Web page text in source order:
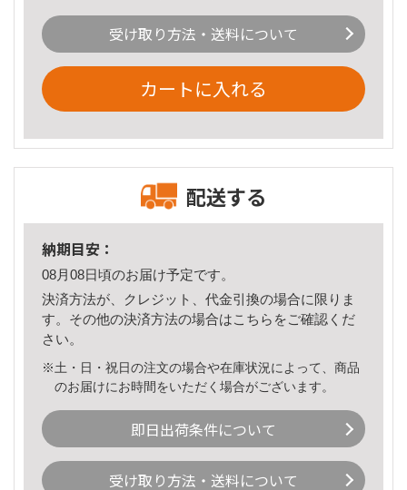
受け取り方法・送料について
カートに入れる
配送する
納期目安：
08月08日頃のお届け予定です。
決済方法が、クレジット、代金引換の場合に限りま
す。その他の決済方法の場合はこちら をご確認くだ
さい。
※土・日・祝日の注文の場合や在庫状況によって、商品
のお届けにお時間をいただく場合がございます。
即日出荷条件について
受け取り方法・送料について